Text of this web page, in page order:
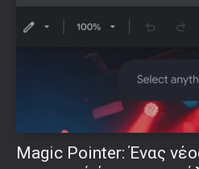
Magic Pointer: Ένας